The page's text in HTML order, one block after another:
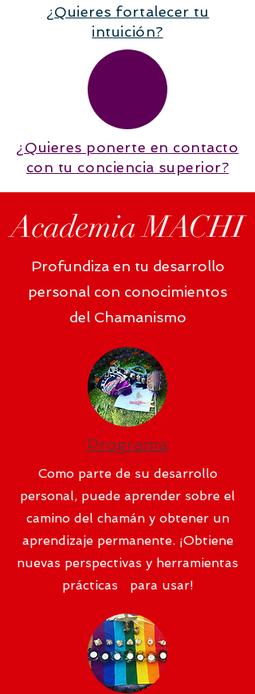
¿Quieres fortalecer tu
intuición?
¿Quieres ponerte en contacto
con tu conciencia superior?
Academia MACHI
Profundiza en tu desarrollo
personal con conocimientos
del Chamanismo
Programa
Como parte de su desarrollo
personal, puede aprender sobre el
camino del chamán y obtener un
aprendizaje permanente. ¡Obtiene
nuevas perspectivas y herramientas
prácticas para usar!